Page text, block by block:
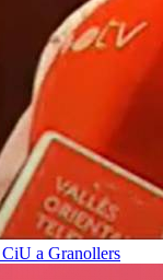
a Granollers